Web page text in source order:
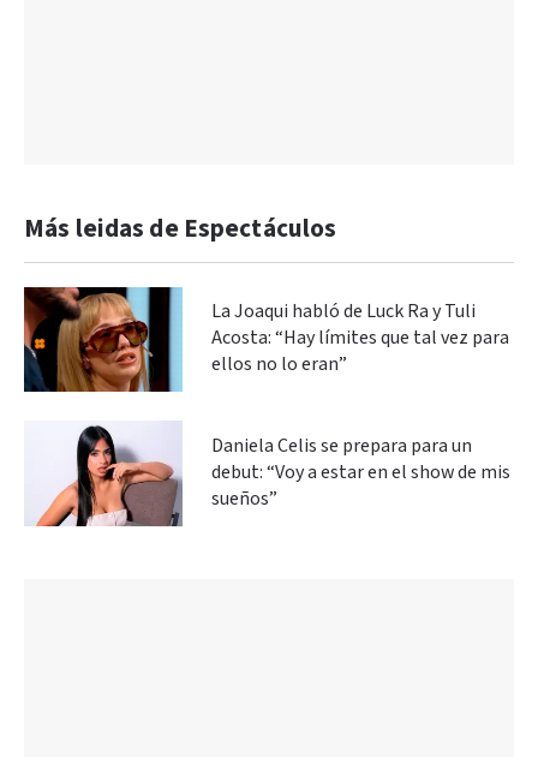
Más leidas de Espectáculos
La Joaqui habló de Luck Ra y Tuli
Acosta: “Hay límites que tal vez para
ellos no lo eran”
Daniela Celis se prepara para un
debut: “Voy a estar en el show de mis
sueños”